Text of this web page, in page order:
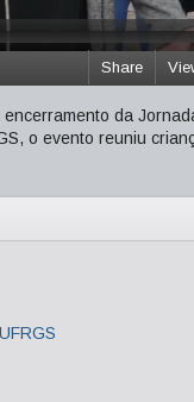
Share
da
o evento reuniu